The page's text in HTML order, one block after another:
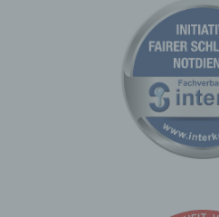
Person sind, identifiziert
b) betroffene Person
Betroffene Person ist jede
identifizierbare natürliche
personenbezogene Daten
Verarbeitung